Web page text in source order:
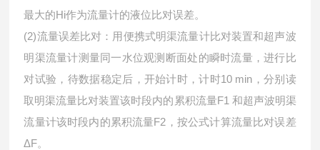
最大的Hi作为流量计的液位比对误差。
(2)流量误差比对：用便携式明渠流量计比对装置和超声波
明渠流量计测量同一水位观测断面处的瞬时流量，进行比
对试验，待数据稳定后，开始计时，计时10 min，分别读
取明渠流量比对装置该时段内的累积流量F1 和超声波明渠
流量计该时段内的累积流量F2，按公式计算流量比对误差
ΔF。